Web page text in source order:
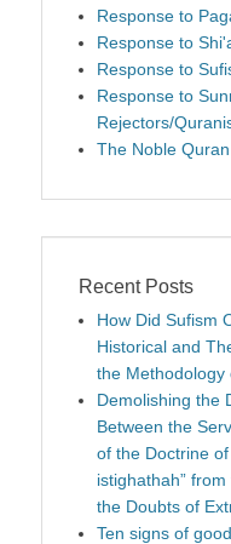
Response to
Response to
Response to
Response to
Rejectors/
The Noble
Recent Posts
How Did Sufism
Historical and
the Methodology
Demolishing the
Between the
of the Doctrine
istighathah”
the Doubts of
Ten signs of